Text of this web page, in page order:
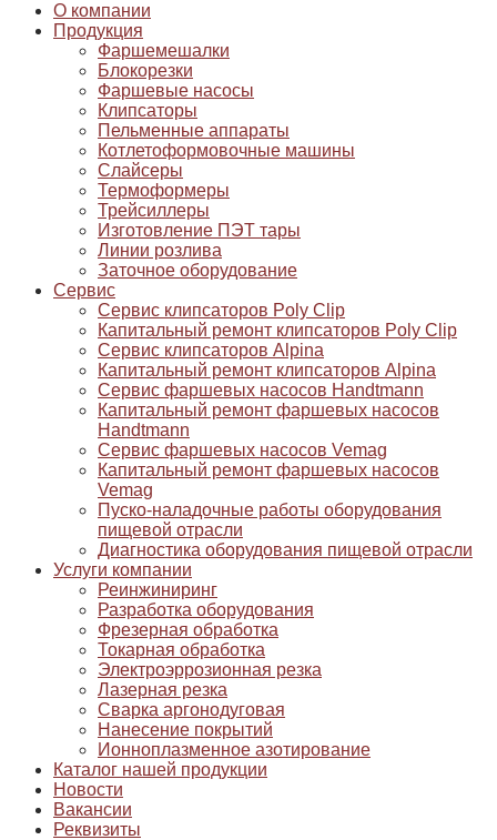
О компании
Продукция
Фаршемешалки
Блокорезки
Фаршевые насосы
Клипсаторы
Пельменные аппараты
Котлетоформовочные машины
Слайсеры
Термоформеры
Трейсиллеры
Изготовление ПЭТ тары
Линии розлива
Заточное оборудование
Сервис
Сервис клипсаторов Poly Clip
Капитальный ремонт клипсаторов Poly Clip
Сервис клипсаторов Alpina
Капитальный ремонт клипсаторов Alpina
Сервис фаршевых насосов Handtmann
Капитальный ремонт фаршевых насосов
Handtmann
Сервис фаршевых насосов Vemag
Капитальный ремонт фаршевых насосов
Vemag
Пуско-наладочные работы оборудования
пищевой отрасли
Диагностика оборудования пищевой отрасли
Услуги компании
Реинжиниринг
Разработка оборудования
Фрезерная обработка
Токарная обработка
Электроэррозионная резка
Лазерная резка
Сварка аргонодуговая
Нанесение покрытий
Ионноплазменное азотирование
Каталог нашей продукции
Новости
Вакансии
Реквизиты